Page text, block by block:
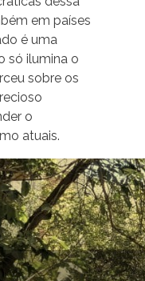
em países
é uma
só ilumina o
sobre os
o
atuais.